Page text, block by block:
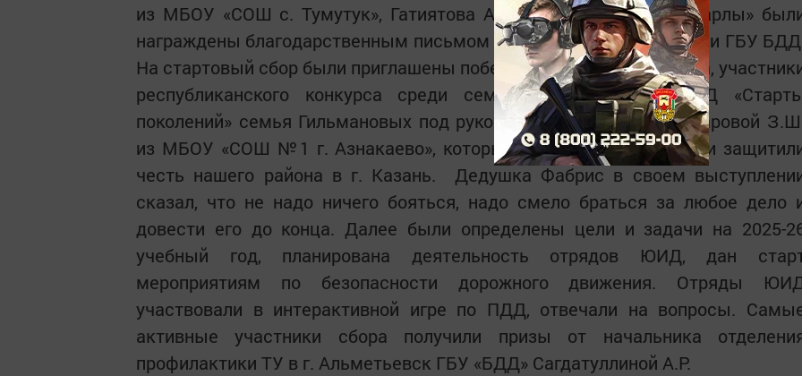
из МБОУ «СОШ с. Тумутук», Гатиятова А.З. из МБОУ «СОШ с. Сарлы»
награждены благодарственным письмом Управления образования и ГБУ
На стартовый сбор были приглашены победители зонального этапа,
республиканского конкурса среди семейных команд по БДД
поколений» семья Гильмановых под руководством педагога Туктаровой
из МБОУ «СОШ №1 г. Азнакаево», которые достойно выступили и
честь нашего района в г. Казань. Дедушка Фабрис в своем
сказал, что не надо ничего бояться, надо смело браться за любое дело
довести его до конца. Далее были определены цели и задачи на 2025-
учебный год, планирована деятельность отрядов ЮИД, дан
мероприятиям по безопасности дорожного движения. Отряды
участвовали в интерактивной игре по ПДД, отвечали на вопросы.
активные участники сбора получили призы от начальника
профилактики ТУ в г. Альметьевск ГБУ «БДД» Сагдатуллиной А.Р.